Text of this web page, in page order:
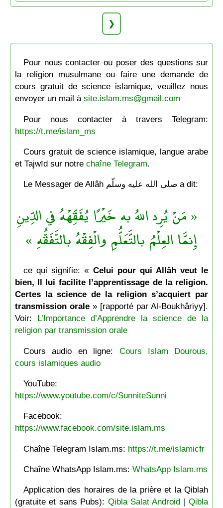
❯
Pour nous contacter ou poser des questions sur
la religion musulmane ou faire une demande de
cours gratuit de science islamique, veuillez nous
envoyer un mail à site.islam.ms@gmail.com
Pour nous contacter à travers Telegram:
https://t.me/islam_ms
Cours gratuit de science islamique, langue arabe
et Tajwīd sur notre chaîne Telegram.
Le Messager de Allâh صلى الله عليه وسلّم a dit:
« مَنْ يُرِد اللهُ به خَيْرًا يُفَقِّهْهُ في الدِّينِ
إِنمَّا العِلْمُ بالتَّعَلُّمِ والْفِقْهُ بالتَّفَقُّهِ »
ce qui signifie: « Celui pour qui Allâh veut le
bien, Il lui facilite l’apprentissage de la religion.
Certes la science de la religion s’acquiert par
transmission orale» [rapporté par Al-Boukhâriyy].
Voir: L’Importance d’Apprendre la science de la
religion par transmission orale
Cours audio en ligne: Cours Islam Dourous,
cours islamiques audio
YouTube:
https://www.youtube.com/c/SunniteSunni
Facebook:
https://www.facebook.com/site.islam.ms
Chaîne Telegram Islam.ms: https://t.me/islamicfr
Chaîne WhatsApp Islam.ms: WhatsApp Islam.ms
Application des horaires de la prière et la Qiblah
(gratuite et sans Pubs): Qibla Salat Android |Qibla